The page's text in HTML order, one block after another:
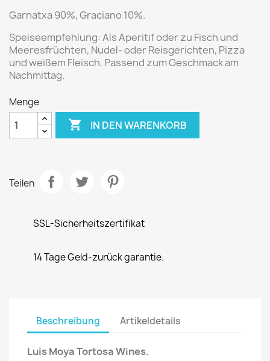
Garnatxa 90%, Graciano 10%.
Speiseempfehlung:Als Aperitif oder zu Fisch und
Meeresfrüchten, Nudel- oder Reisgerichten, Pizza
und weißem Fleisch. Passend zum Geschmack am
Nachmittag.
Menge
 IN DEN WARENKORB
Teilen
SSL-Sicherheitszertifikat
14 Tage Geld-zurück garantie.
Beschreibung Artikeldetails
Luis Moya Tortosa Wines.